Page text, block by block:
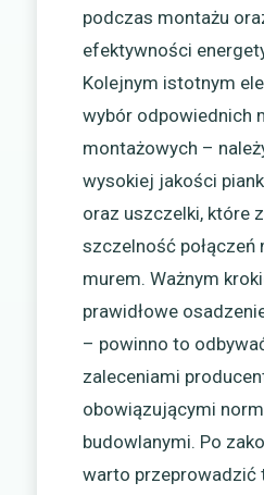
podczas montażu
efektywności
Kolejnym istotnym
wybór odpowiednich
montażowych –
wysokiej jakości
oraz uszczelki, które
szczelność połączeń
murem. Ważnym
prawidłowe
– powinno to
zaleceniami
obowiązującymi
budowlanymi. Po
warto przeprowadzić